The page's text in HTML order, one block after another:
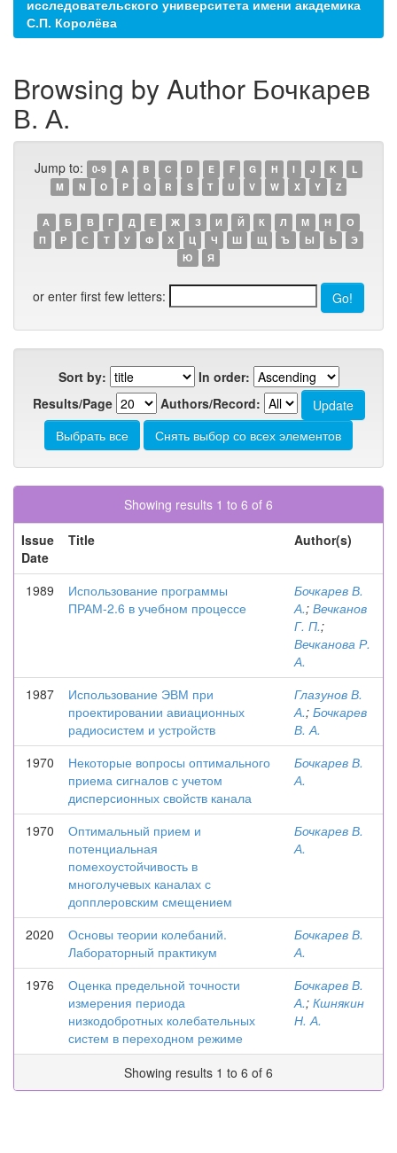
исследовательского университета имени академика
С.П. Королёва
Browsing by Author Бочкарев
В. А.
Jump to: 0-9 A B C D E F G H I J K
L
M
N O P Q R S T U V W X Y Z
А Б В Г Д Е Ж З И Й К Л М Н
О
П
Р С Т У Ф Х Ц Ч Ш Щ Ъ Ы Ь
Э
Ю
Я
or enter first few letters:
Sort by:
In order:
Results/Page
Authors/Record:
Showing results 1 to 6 of 6
Issue
Date
Title Author(s)
1989
Использование программы
ПРАМ-2.6 в учебном процессе
Бочкарев В.
А.; Вечканов
Г. П.;
Вечканова Р.
А.
1987
Использование ЭВМ при
проектировании авиационных
радиосистем и устройств
Глазунов В.
А.; Бочкарев
В. А.
1970
Некоторые вопросы оптимального
приема сигналов с учетом
дисперсионных свойств канала
Бочкарев В.
А.
1970
Оптимальный прием и
потенциальная
помехоустойчивость в
многолучевых каналах с
допплеровским смещением
Бочкарев В.
А.
2020
Основы теории колебаний.
Лабораторный практикум
Бочкарев В.
А.
1976
Оценка предельной точности
измерения периода
низкодобротных колебательных
систем в переходном режиме
Бочкарев В.
А.; Кшнякин
Н. А.
Showing results 1 to 6 of 6